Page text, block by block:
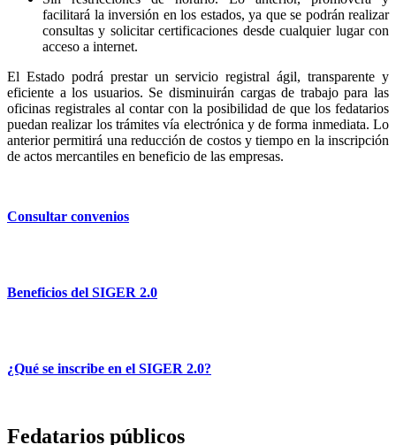
facilitará la inversión en los estados, ya que se podrán realizar
consultas y solicitar certificaciones desde cualquier lugar con
acceso a internet.
El Estado podrá prestar un servicio registral ágil, transparente y
eficiente a los usuarios. Se disminuirán cargas de trabajo para las
oficinas registrales al contar con la posibilidad de que los fedatarios
puedan realizar los trámites vía electrónica y de forma inmediata. Lo
anterior permitirá una reducción de costos y tiempo en la inscripción
de actos mercantiles en beneficio de las empresas.
Consultar convenios
Beneficios del SIGER 2.0
¿Qué se inscribe en el SIGER 2.0?
Fedatarios públicos